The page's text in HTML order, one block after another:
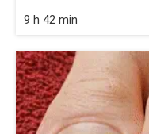
9 h 42 min